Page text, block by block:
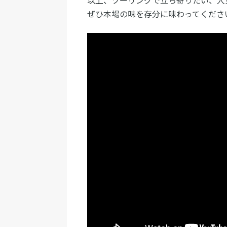
ぜひ本場の味を存分に味わってくださ